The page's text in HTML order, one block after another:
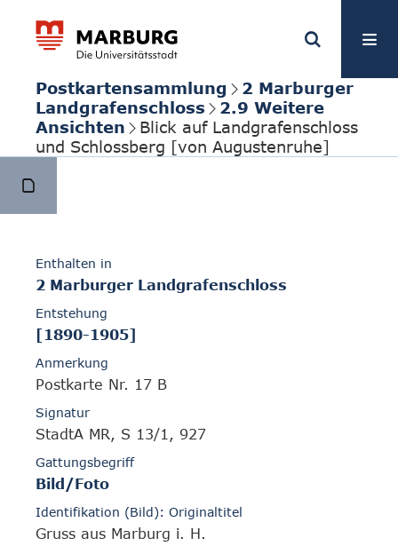
Postkartensammlung
2 Marburger
Landgrafenschloss
2.9 Weitere
Ansichten
Blick auf Landgrafenschloss
und Schlossberg [von Augustenruhe]
Enthalten in
2 Marburger Landgrafenschloss
Entstehung
[1890-1905]
Anmerkung
Postkarte Nr. 17 B
Signatur
StadtA MR, S 13/1, 927
Gattungsbegriff
Bild/Foto
Identifikation (Bild): Originaltitel
Gruss aus Marburg i. H.